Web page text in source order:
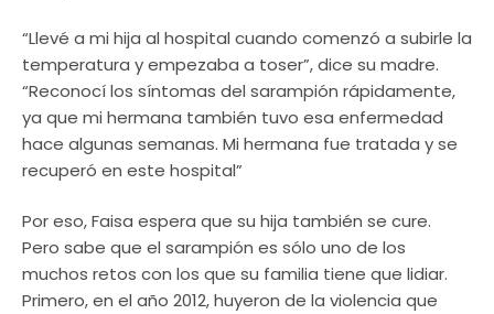
“Llevé a mi hija al hospital cuando comenzó a subirle la
temperatura y empezaba a toser”, dice su madre.
“Reconocí los síntomas del sarampión rápidamente,
ya que mi hermana también tuvo esa enfermedad
hace algunas semanas. Mi hermana fue tratada y se
recuperó en este hospital”
Por eso, Faisa espera que su hija también se cure.
Pero sabe que el sarampión es sólo uno de los
muchos retos con los que su familia tiene que lidiar.
Primero, en el año 2012, huyeron de la violencia que